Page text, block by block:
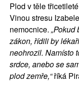
Plod v těle
Vinou stresu
nemocnice.
zákon, řídili by
neohrozil. Namísto
srdce, anebo se
plod zemře,“říká